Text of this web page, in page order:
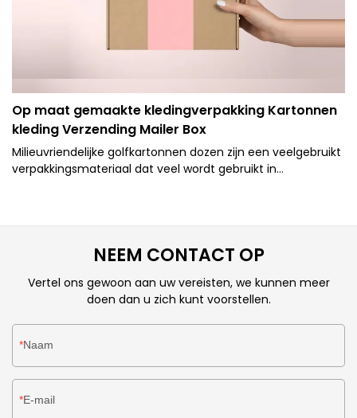
Op maat gemaakte kledingverpakking Kartonnen
kleding Verzending Mailer Box
Milieuvriendelijke golfkartonnen dozen zijn een veelgebruikt
verpakkingsmateriaal dat veel wordt gebruikt in
en de verkoopwaarde worden verbeterd. Hieronder worden
beschreven voor kleding verpakt in golfkartonnen dozen.
NEEM CONTACT OP
Vertel ons gewoon aan uw vereisten, we kunnen meer
doen dan u zich kunt voorstellen.
Naam
E-mail